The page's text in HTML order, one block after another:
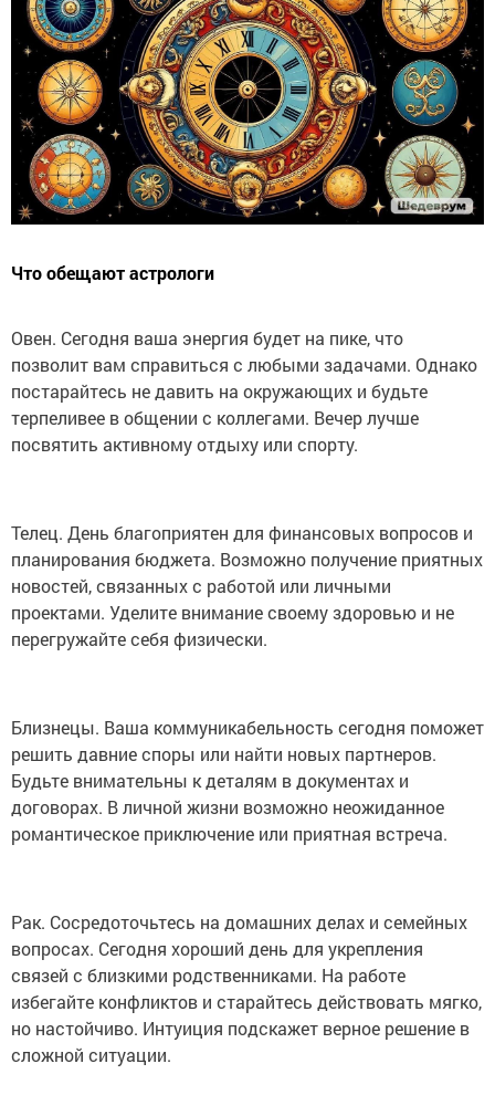
Что обещают астрологи
Овен. Сегодня ваша энергия будет на пике, что
позволит вам справиться с любыми задачами. Однако
постарайтесь не давить на окружающих и будьте
терпеливее в общении с коллегами. Вечер лучше
посвятить активному отдыху или спорту.
Телец. День благоприятен для финансовых вопросов и
планирования бюджета. Возможно получение приятных
новостей, связанных с работой или личными
проектами. Уделите внимание своему здоровью и не
перегружайте себя физически.
Близнецы. Ваша коммуникабельность сегодня поможет
решить давние споры или найти новых партнеров.
Будьте внимательны к деталям в документах и
договорах. В личной жизни возможно неожиданное
романтическое приключение или приятная встреча.
Рак. Сосредоточьтесь на домашних делах и семейных
вопросах. Сегодня хороший день для укрепления
связей с близкими родственниками. На работе
избегайте конфликтов и старайтесь действовать мягко,
но настойчиво. Интуиция подскажет верное решение в
сложной ситуации.